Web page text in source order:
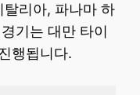
리아, 파나마 하
기는 대만 타이
행됩니다.